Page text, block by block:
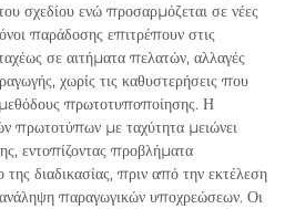
σχεδίου ενώ προσαρμόζεται σε νέες
παράδοσης επιτρέπουν στις
σε αιτήματα πελατών, αλλαγές
χωρίς τις καθυστερήσεις που
πρωτοτυποποίησης. Η
πρωτοτύπων με ταχύτητα μειώνει
εντοπίζοντας προβλήματα
διαδικασίας, πριν από την εκτέλεση
παραγωγικών υποχρεώσεων. Οι